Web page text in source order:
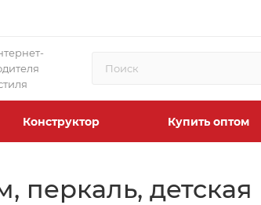
Конструктор Купить оптом
перкаль,